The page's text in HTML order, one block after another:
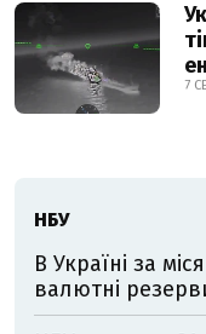
7
НБУ
В Україні за
валютні